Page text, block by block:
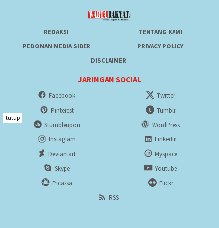
REDAKSI
TENTANG KAMI
PEDOMAN MEDIA SIBER
PRIVACY POLICY
DISCLAIMER
JARINGAN SOCIAL
Facebook
Twitter
Pinterest
Tumblr
Stumbleupon
WordPress
Instagram
Linkedin
Deviantart
Myspace
Skype
Youtube
Picassa
Flickr
RSS
tutup